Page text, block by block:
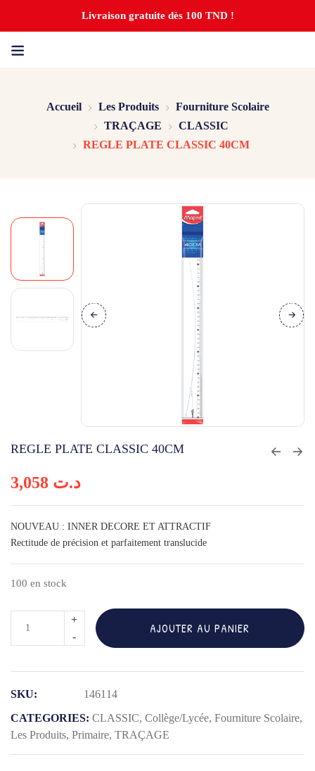
Livraison gratuite dès 100 TND !
Accueil Les Produits
Fourniture Scolaire
TRAÇAGE
CLASSIC
REGLE PLATE CLASSIC 40CM
REGLE PLATE CLASSIC 40CM
د.ت
NOUVEAU : INNER DECORE ET ATTRACTIF
Rectitude de précision et parfaitement translucide
100 en stock
CLASSIC
40CM
AJOUTER AU PANIER
SKU:
146114
CATEGORIES: CLASSIC, Collège/Lycée, Fourniture Scolaire,
Les Produits, Primaire, TRAÇAGE